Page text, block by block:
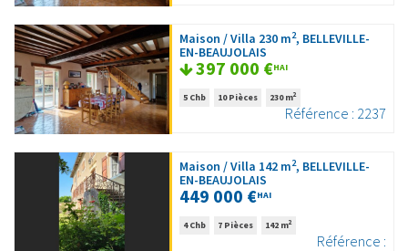
Maison / Villa 230 m2, BELLEVILLE-
EN-BEAUJOLAIS
397 000 €HAI
5 Chb 10 Pièces 230 m2
Référence : 2237
Maison / Villa 142 m2, BELLEVILLE-
EN-BEAUJOLAIS
449 000 €HAI
4 Chb 7 Pièces 142 m2
Référence :